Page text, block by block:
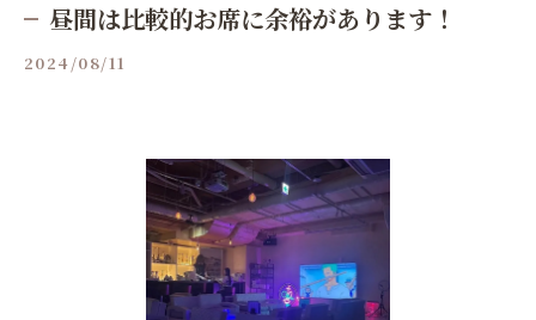
昼間は比較的お席に余裕があります！
2024/08/11